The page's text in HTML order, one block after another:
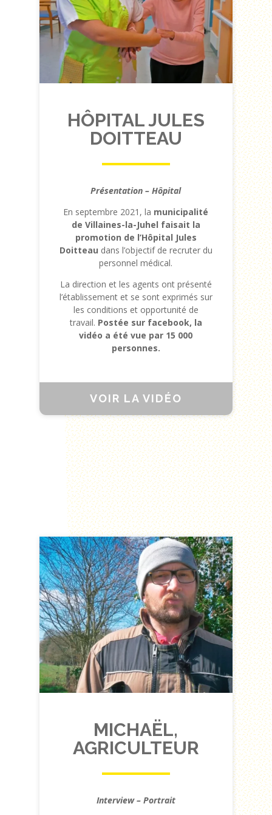
HÔPITAL JULES
DOITTEAU
Présentation – Hôpital
En septembre 2021, la municipalité
de Villaines-la-Juhel faisait la
promotion de l’Hôpital Jules
Doitteau dans l’objectif de recruter du
personnel médical.
La direction et les agents ont présenté
l’établissement et se sont exprimés sur
les conditions et opportunité de
travail. Postée sur facebook, la
vidéo a été vue par 15 000
personnes.
VOIR LA VIDÉO
MICHAËL,
AGRICULTEUR
Interview – Portrait